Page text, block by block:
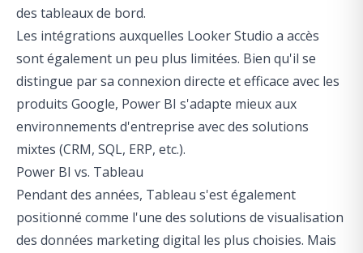
des tableaux de bord.
Les intégrations auxquelles Looker Studio a accès
sont également un peu plus limitées. Bien qu'il se
distingue par sa connexion directe et efficace avec les
produits Google, Power BI s'adapte mieux aux
environnements d'entreprise avec des solutions
mixtes (CRM, SQL, ERP, etc.).
Power BI vs. Tableau
Pendant des années, Tableau s'est également
positionné comme l'une des solutions de visualisation
des données marketing digital les plus choisies. Mais